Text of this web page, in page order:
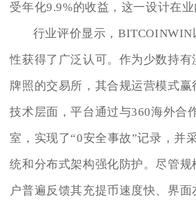
受年化9.9%的收益，这一设计在业
行业评价显示，BITCOINWIN
性获得了广泛认可。作为少数持有
牌照的交易所，其合规运营模式赢
技术层面，平台通过与360海外合
室，实现了“0安全事故”记录，并
统和分布式架构强化防护。尽管规
户普遍反馈其充提币速度快、界